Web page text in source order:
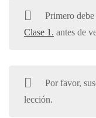
Primero
Clase 1. antes de
Por favor,
lección.